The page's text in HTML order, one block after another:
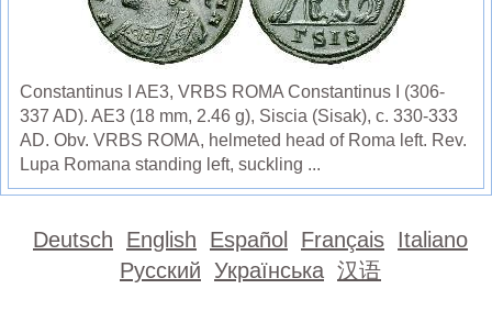
Constantinus I AE3, VRBS ROMA Constantinus I (306-
337 AD). AE3 (18 mm, 2.46 g), Siscia (Sisak), c. 330-333
AD. Obv. VRBS ROMA, helmeted head of Roma left. Rev.
Lupa Romana standing left, suckling ...
Deutsch English Español Français Italiano
Русский Українська 汉语